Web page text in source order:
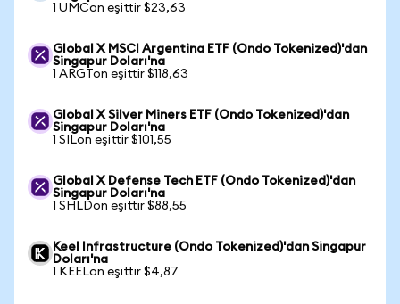
1 UMCon eşittir $23,63
Global X MSCI Argentina ETF (Ondo Tokenized)'dan
Singapur Doları'na
1 ARGTon eşittir $118,63
Global X Silver Miners ETF (Ondo Tokenized)'dan
Singapur Doları'na
1 SILon eşittir $101,55
Global X Defense Tech ETF (Ondo Tokenized)'dan
Singapur Doları'na
1 SHLDon eşittir $88,55
Keel Infrastructure (Ondo Tokenized)'dan Singapur
Doları'na
1 KEELon eşittir $4,87